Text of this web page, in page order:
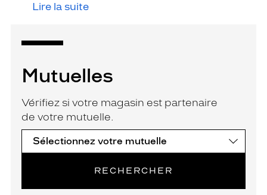
Lire la suite
Mutuelles
Vérifiez si votre magasin est partenaire
de votre mutuelle.
RECHERCHER